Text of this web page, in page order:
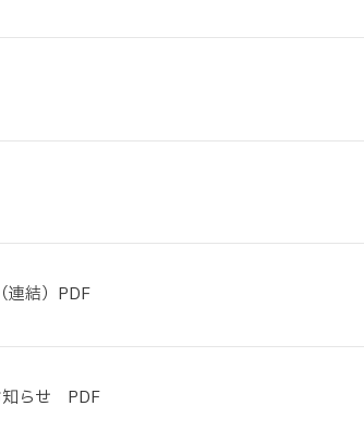
結）PDF
知らせ PDF